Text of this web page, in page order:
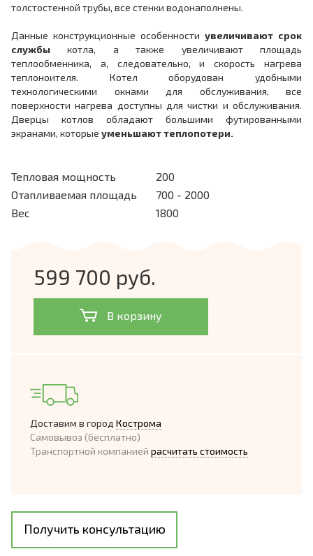
толстостенной трубы, все стенки водонаполнены.
Данные конструкционные особенности увеличивают срок
службы котла, а также увеличивают площадь
теплообменника, а, следовательно, и скорость нагрева
теплоноителя. Котел оборудован удобными
технологическими окнами для обслуживания, все
поверхности нагрева доступны для чистки и обслуживания.
Дверцы котлов обладают большими футированными
экранами, которые уменьшают теплопотери.
Тепловая мощность
200
Отапливаемая площадь
700 - 2000
Вес
1800
599 700 руб.
В корзину
Доставим в город Кострома
Самовывоз (бесплатно)
Транспортной компанией расчитать стоимость
Получить консультацию